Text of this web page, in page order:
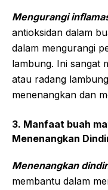
Mengurangi
antioksidan dalam
dalam mengurangi
lambung. Ini sangat
atau radang
menenangkan dan
3. Manfaat buah
Menenangkan
Menenangkan
membantu dalam